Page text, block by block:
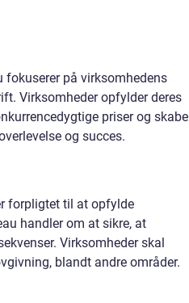
fokuserer på virksomhedens
Virksomheder opfylder deres
priser og skabe
og succes.
forpligtet til at opfylde
handler om at sikre, at
Virksomheder skal
blandt andre områder.